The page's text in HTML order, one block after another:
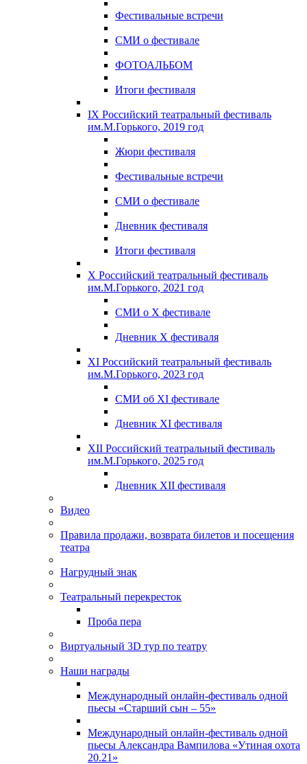
Фестивальные встречи
СМИ о фестивале
ФОТОАЛЬБОМ
Итоги фестиваля
IX Российский театральный фестиваль
им.М.Горького, 2019 год
Жюри фестиваля
Фестивальные встречи
СМИ о фестивале
Дневник фестиваля
Итоги фестиваля
X Российский театральный фестиваль
им.М.Горького, 2021 год
СМИ о X фестивале
Дневник X фестиваля
XI Российский театральный фестиваль
им.М.Горького, 2023 год
СМИ об XI фестивале
Дневник XI фестиваля
XII Российский театральный фестиваль
им.М.Горького, 2025 год
Дневник XII фестиваля
Видео
Правила продажи, возврата билетов и посещения
театра
Нагрудный знак
Театральный перекресток
Проба пера
Виртуальный 3D тур по театру
Наши награды
Международный онлайн-фестиваль одной
пьесы «Старший сын – 55»
Международный онлайн-фестиваль одной
пьесы Александра Вампилова «Утиная охота
20.21»